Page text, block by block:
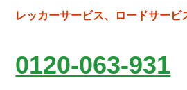
レッカーサービス、ロードサービ
0120-063-931